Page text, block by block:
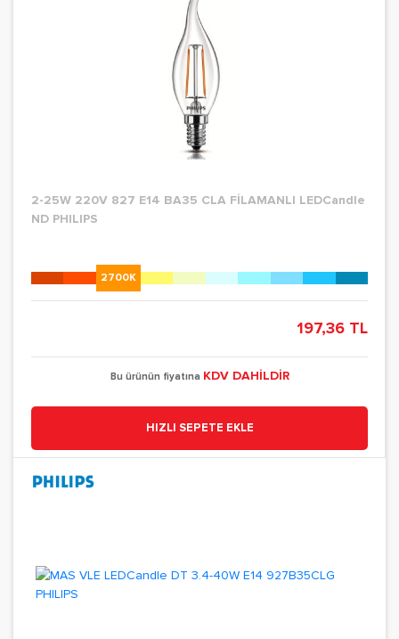
2-25W 220V 827 E14 BA35 CLA FİLAMANLI LEDCandle
ND PHILIPS
2700K
197,36 TL
Bu ürünün fiyatına KDV DAHİLDİR
HIZLI SEPETE EKLE